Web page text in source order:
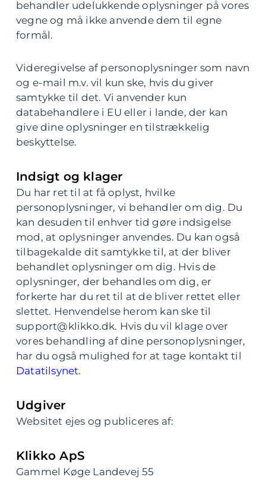
behandler udelukkende oplysninger på vores
vegne og må ikke anvende dem til egne
formål.
Videregivelse af personoplysninger som navn
og e-mail m.v. vil kun ske, hvis du giver
samtykke til det. Vi anvender kun
databehandlere i EU eller i lande, der kan
give dine oplysninger en tilstrækkelig
beskyttelse.
Indsigt og klager
Du har ret til at få oplyst, hvilke
personoplysninger, vi behandler om dig. Du
kan desuden til enhver tid gøre indsigelse
mod, at oplysninger anvendes. Du kan også
tilbagekalde dit samtykke til, at der bliver
behandlet oplysninger om dig. Hvis de
oplysninger, der behandles om dig, er
forkerte har du ret til at de bliver rettet eller
slettet. Henvendelse herom kan ske til
support@klikko.dk. Hvis du vil klage over
vores behandling af dine personoplysninger,
har du også mulighed for at tage kontakt til
Datatilsynet.
Udgiver
Websitet ejes og publiceres af:
Klikko ApS
Gammel Køge Landevej 55